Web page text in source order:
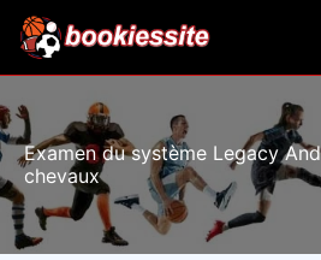
Aller
contenu
Examen du système Legacy
chevaux